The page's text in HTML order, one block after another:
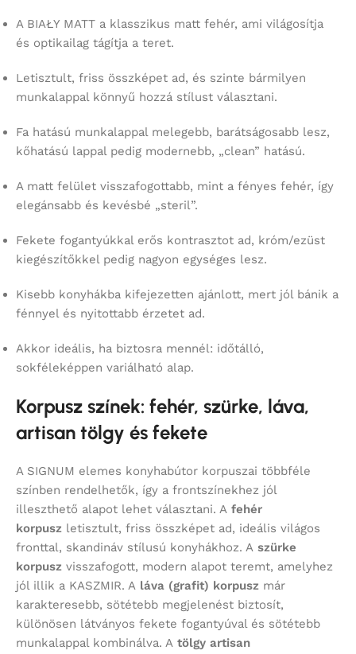
A BIAŁY MATT a klasszikus matt fehér, ami világosítja
és optikailag tágítja a teret.
Letisztult, friss összképet ad, és szinte bármilyen
munkalappal könnyű hozzá stílust választani.
Fa hatású munkalappal melegebb, barátságosabb lesz,
kőhatású lappal pedig modernebb, „clean” hatású.
A matt felület visszafogottabb, mint a fényes fehér, így
elegánsabb és kevésbé „steril”.
Fekete fogantyúkkal erős kontrasztot ad, króm/ezüst
kiegészítőkkel pedig nagyon egységes lesz.
Kisebb konyhákba kifejezetten ajánlott, mert jól bánik a
fénnyel és nyitottabb érzetet ad.
Akkor ideális, ha biztosra mennél: időtálló,
sokféleképpen variálható alap.
Korpusz színek: fehér, szürke, láva,
artisan tölgy és fekete
A SIGNUM elemes konyhabútor korpuszai többféle
színben rendelhetők, így a frontszínekhez jól
illeszthető alapot lehet választani. A fehér
korpusz letisztult, friss összképet ad, ideális világos
fronttal, skandináv stílusú konyhákhoz. A szürke
korpusz visszafogott, modern alapot teremt, amelyhez
jól illik a KASZMIR. A láva (grafit) korpusz már
karakteresebb, sötétebb megjelenést biztosít,
különösen látványos fekete fogantyúval és sötétebb
munkalappal kombinálva. A tölgy artisan